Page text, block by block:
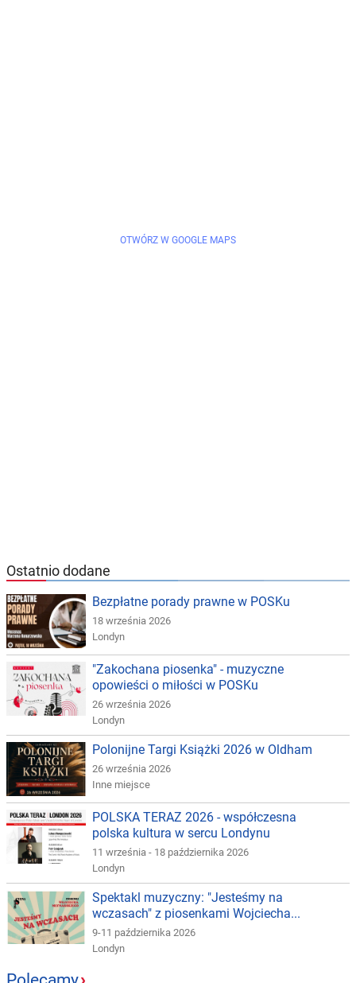
OTWÓRZ W GOOGLE MAPS
Ostatnio dodane
Bezpłatne porady prawne w POSKu
18 września 2026
Londyn
"Zakochana piosenka" - muzyczne
opowieści o miłości w POSKu
26 września 2026
Londyn
Polonijne Targi Książki 2026 w Oldham
26 września 2026
Inne miejsce
POLSKA TERAZ 2026 - współczesna
polska kultura w sercu Londynu
11 września - 18 października 2026
Londyn
Spektakl muzyczny: "Jesteśmy na
wczasach" z piosenkami Wojciecha...
9-11 października 2026
Londyn
›